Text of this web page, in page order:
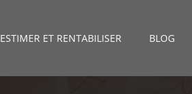
ESTIMER ET RENTABILISER BLOG